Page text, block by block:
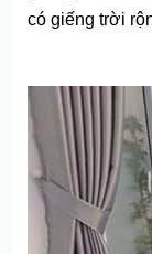
có giếng trời